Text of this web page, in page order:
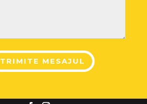
TRIMITE MESAJUL